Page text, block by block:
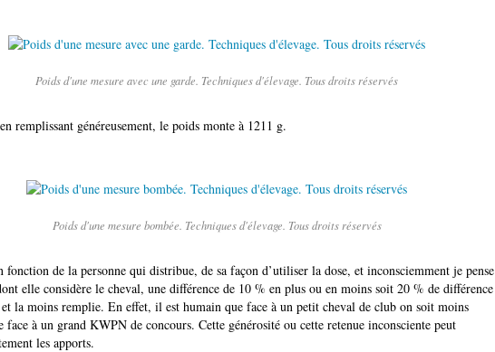
Poids d'une mesure avec une garde. Techniques d'élevage. Tous droits réservés
remplissant généreusement, le poids monte à 1211 g.
Poids d'une mesure bombée. Techniques d'élevage. Tous droits réservés
fonction de la personne qui distribue, de sa façon d’utiliser la dose, et inconsciemment je pense
elle considère le cheval, une différence de 10 % en plus ou en moins soit 20 % de différence
la moins remplie. En effet, il est humain que face à un petit cheval de club on soit moins
face à un grand KWPN de concours. Cette générosité ou cette retenue inconsciente peut
les apports.